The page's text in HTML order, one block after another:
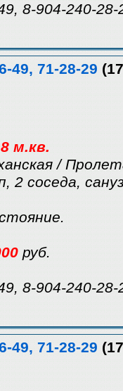
8-904-240-28-
49, 71-28-29
м.кв.
/
2 соседа,
руб.
8-904-240-28-
49, 71-28-29